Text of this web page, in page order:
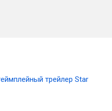
трейлер Star